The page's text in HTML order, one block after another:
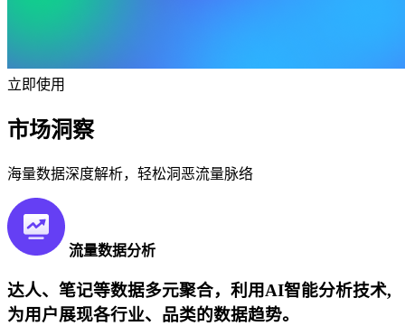
立即使用
市场洞察
海量数据深度解析，轻松洞恶流量脉络
流量数据分析
达人、笔记等数据多元聚合，利用AI智能分析技术,
为用户展现各行业、品类的数据趋势。